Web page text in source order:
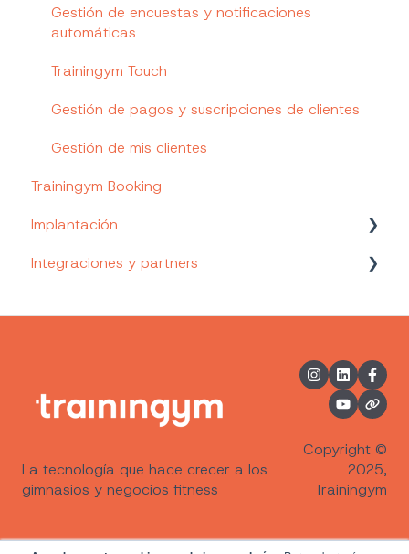
Gestión de encuestas y notificaciones
automáticas
Trainingym Touch
Gestión de pagos y suscripciones de clientes
Gestión de mis clientes
Trainingym Booking
Implantación
Formación de Empleados
Integraciones y partners
Les Mills
La tecnología que hace crecer a los
gimnasios y negocios fitness
Copyright ©
2025,
Trainingym